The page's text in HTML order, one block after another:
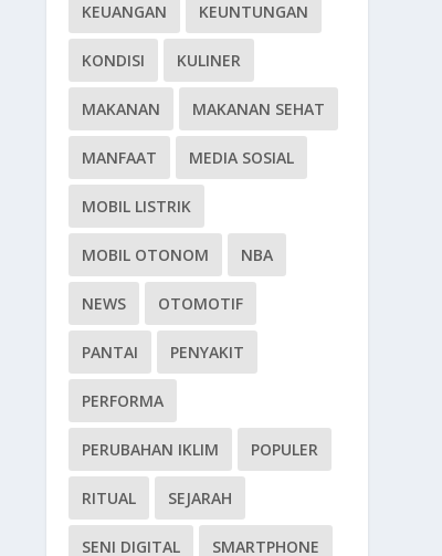
KEUANGAN KEUNTUNGAN
KONDISI KULINER
MAKANAN MAKANAN SEHAT
MANFAAT MEDIA SOSIAL
MOBIL LISTRIK
MOBIL OTONOM NBA
NEWS OTOMOTIF
PANTAI PENYAKIT
PERFORMA
PERUBAHAN IKLIM POPULER
RITUAL SEJARAH
SENI DIGITAL SMARTPHONE